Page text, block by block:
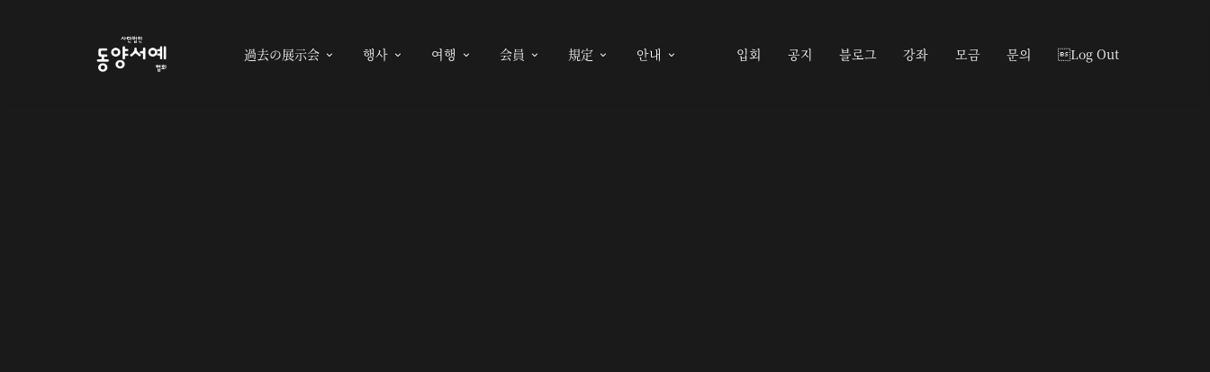
過去の展示会  행사  여행  会員  規定  안내  입회 공지 블로그 강좌 모금 문의 Log Out